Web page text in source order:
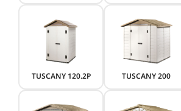
TUSCANY 120.2P TUSCANY 200